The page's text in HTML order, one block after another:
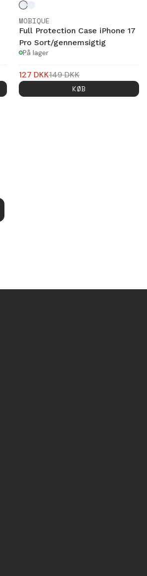
MOBIQUE
Full Protection Case iPhone 17
Pro Sort/gennemsigtig
På lager
127 DKK149DKK
KØB